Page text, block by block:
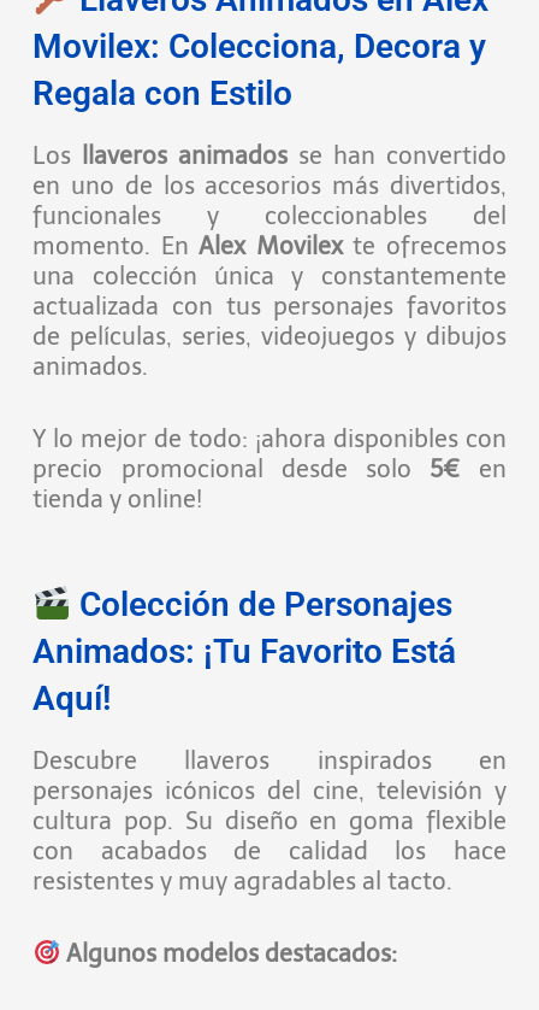
Movilex: Colecciona, Decora y
Regala con Estilo
Los llaveros animados se han convertido
en uno de los accesorios más divertidos,
funcionales y coleccionables del
momento. EnAlex Movilexte ofrecemos
una colección única y constantemente
actualizada con tus personajes favoritos
de películas, series, videojuegos y dibujos
animados.
Y lo mejor de todo: ¡ahora disponibles con
precio promocional desde solo 5€ en
tienda y online!
Colección de Personajes
Animados: ¡Tu Favorito Está
Aquí!
Descubre llaveros inspirados en
personajes icónicos del cine, televisión y
cultura pop. Su diseño en goma flexible
con acabados de calidad los hace
resistentes y muy agradables al tacto.
Algunos modelos destacados: